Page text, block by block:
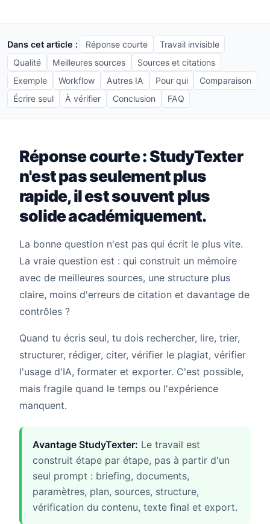
Dans cet article : Réponse courte
Travail invisible
Qualité
Meilleures sources
Sources et citations
Exemple
Workflow Autres IA Pour qui
Comparaison
Écrire seul
À vérifier Conclusion FAQ
Réponse courte : StudyTexter
n'est pas seulement plus
rapide, il est souvent plus
solide académiquement.
La bonne question n'est pas qui écrit le plus vite.
La vraie question est : qui construit un mémoire
avec de meilleures sources, une structure plus
claire, moins d'erreurs de citation et davantage de
contrôles ?
Quand tu écris seul, tu dois rechercher, lire, trier,
structurer, rédiger, citer, vérifier le plagiat, vérifier
l'usage d'IA, formater et exporter. C'est possible,
mais fragile quand le temps ou l'expérience
manquent.
Avantage StudyTexter: Le travail est
construit étape par étape, pas à partir d'un
seul prompt : briefing, documents,
paramètres, plan, sources, structure,
vérification du contenu, texte final et export.